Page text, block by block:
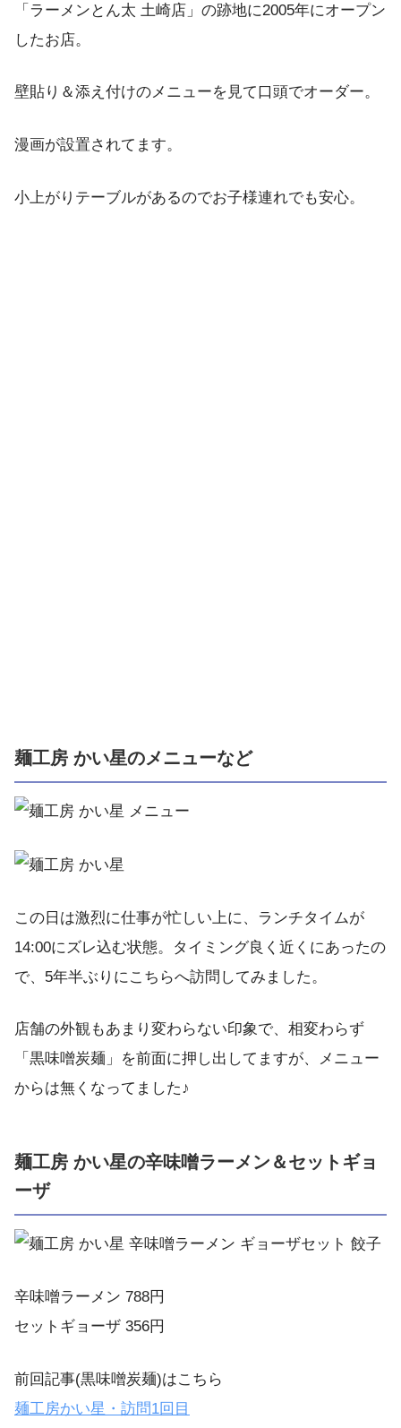
「ラーメンとん太 土崎店」の跡地に2005年にオープン
したお店。
壁貼り＆添え付けのメニューを見て口頭でオーダー。
漫画が設置されてます。
小上がりテーブルがあるのでお子様連れでも安心。
麺工房 かい星のメニューなど
この日は激烈に仕事が忙しい上に、ランチタイムが
14:00にズレ込む状態。タイミング良く近くにあったの
で、5年半ぶりにこちらへ訪問してみました。
店舗の外観もあまり変わらない印象で、相変わらず
「黒味噌炭麺」を前面に押し出してますが、メニュー
からは無くなってました♪
麺工房 かい星の辛味噌ラーメン＆セットギョ
ーザ
辛味噌ラーメン 788円
セットギョーザ 356円
前回記事(黒味噌炭麺)はこちら
麺工房かい星・訪問1回目